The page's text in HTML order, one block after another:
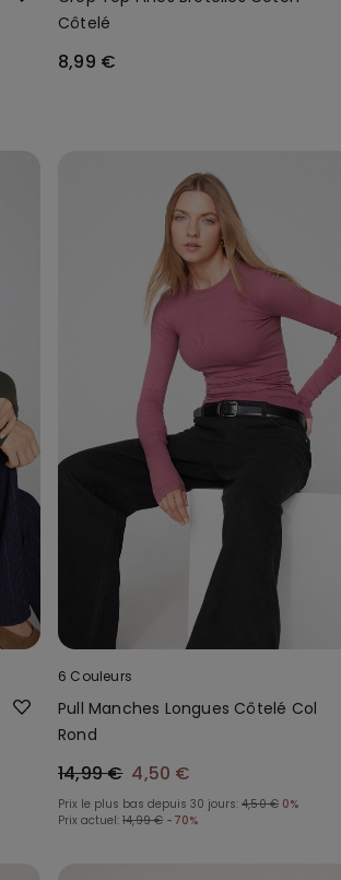
Côtelé
8,99 €
6 Couleurs
Pull Manches Longues Côtelé Col
Rond
14,99 € 4,50 €
Prix le plus bas depuis 30 jours: 4,50 € 0%
Prix actuel: 14,99 € -70%